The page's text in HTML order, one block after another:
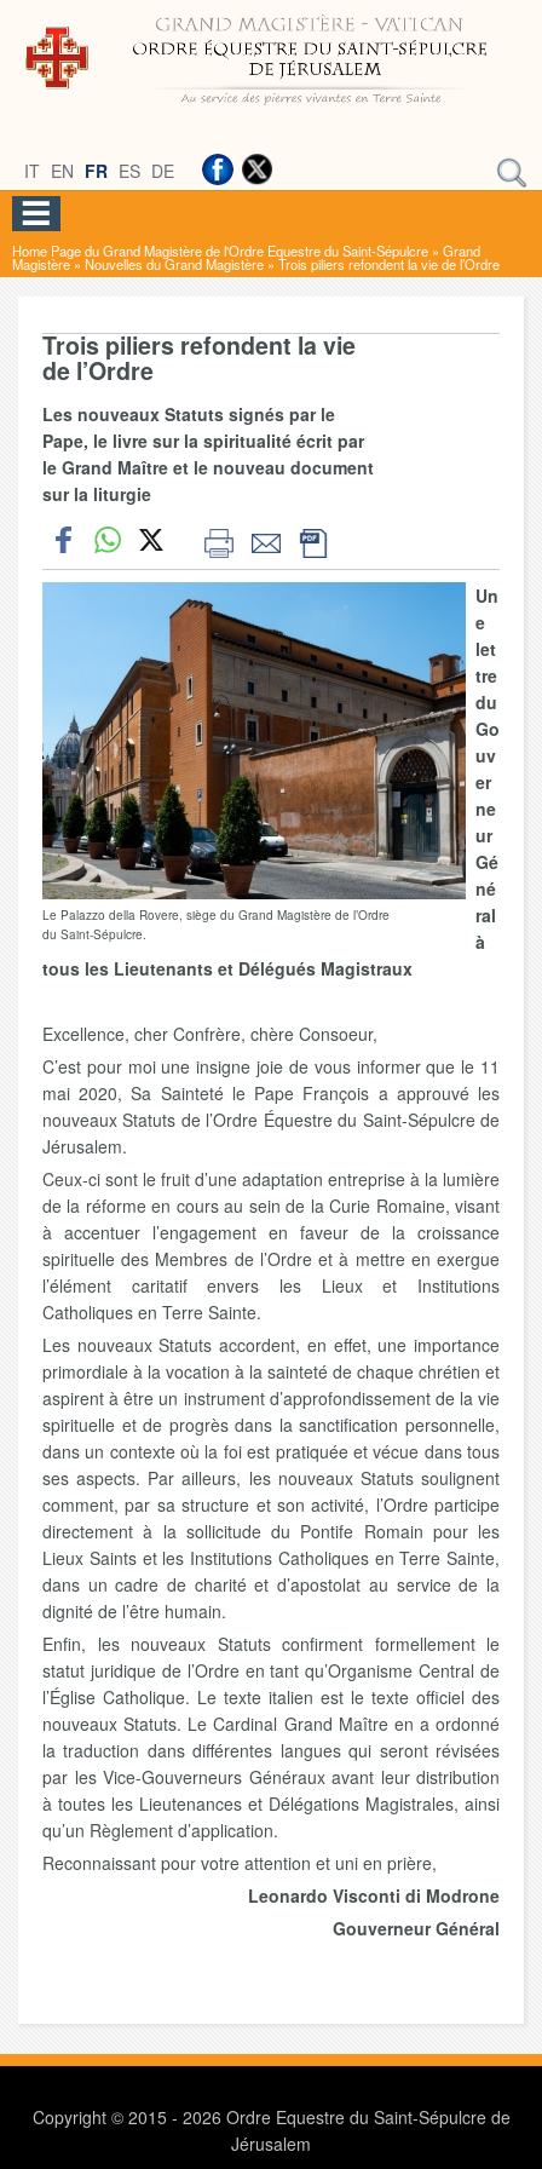
IT EN FR ES DE
Home Page du Grand Magistère de l'Ordre Equestre du Saint-Sépulcre » Grand
Magistère» Nouvelles du Grand Magistère » Trois piliers refondent la vie de l’Ordre
Trois piliers refondent la vie
de l’Ordre
Les nouveaux Statuts signés par le
Pape, le livre sur la spiritualité écrit par
le Grand Maître et le nouveau document
sur la liturgie
Le Palazzo della Rovere, siège du Grand Magistère de l’Ordre
du Saint-Sépulcre.
Un
e
let
tre
du
Go
uv
er
ne
ur
Gé
né
ral
à
tous les Lieutenants et Délégués Magistraux
Excellence, cher Confrère, chère Consoeur,
C’est pour moi une insigne joie de vous informer que le 11
mai 2020, Sa Sainteté le Pape François a approuvé les
nouveaux Statuts de l’Ordre Équestre du Saint-Sépulcre de
Jérusalem.
Ceux-ci sont le fruit d’une adaptation entreprise à la lumière
de la réforme en cours au sein de la Curie Romaine, visant
à accentuer l’engagement en faveur de la croissance
spirituelle des Membres de l’Ordre et à mettre en exergue
l’élément caritatif envers les Lieux et Institutions
Catholiques en Terre Sainte.
Les nouveaux Statuts accordent, en effet, une importance
primordiale à la vocation à la sainteté de chaque chrétien et
aspirent à être un instrument d’approfondissement de la vie
spirituelle et de progrès dans la sanctification personnelle,
dans un contexte où la foi est pratiquée et vécue dans tous
ses aspects. Par ailleurs, les nouveaux Statuts soulignent
comment, par sa structure et son activité, l’Ordre participe
directement à la sollicitude du Pontife Romain pour les
Lieux Saints et les Institutions Catholiques en Terre Sainte,
dans un cadre de charité et d’apostolat au service de la
dignité de l’être humain.
Enfin, les nouveaux Statuts confirment formellement le
statut juridique de l’Ordre en tant qu’Organisme Central de
l’Église Catholique. Le texte italien est le texte officiel des
nouveaux Statuts. Le Cardinal Grand Maître en a ordonné
la traduction dans différentes langues qui seront révisées
par les Vice-Gouverneurs Généraux avant leur distribution
à toutes les Lieutenances et Délégations Magistrales, ainsi
qu’un Règlement d’application.
Reconnaissant pour votre attention et uni en prière,
Leonardo Visconti di Modrone
Gouverneur Général
Copyright © 2015 - 2026 Ordre Equestre du Saint-Sépulcre de
Jérusalem